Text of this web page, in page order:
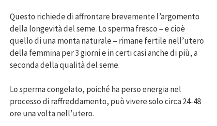
Questo richiede di affrontare brevemente l’argomento
della longevità del seme. Lo sperma fresco – e cioè
quello di una monta naturale – rimane fertile nell’utero
della femmina per 3 giorni e in certi casi anche di più, a
seconda della qualità del seme.
Lo sperma congelato, poiché ha perso energia nel
processo di raffreddamento, può vivere solo circa 24-48
ore una volta nell’utero.